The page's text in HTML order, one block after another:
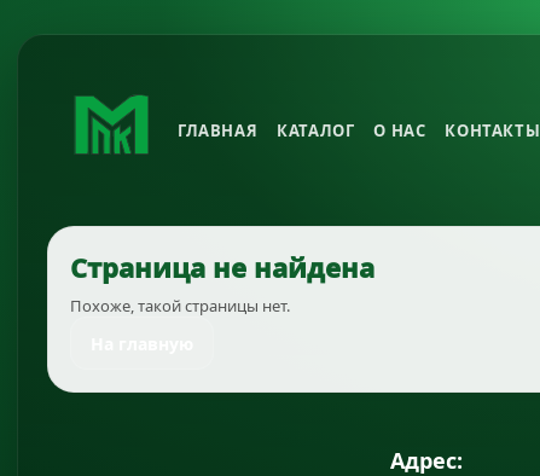
ГЛАВНАЯ КАТАЛОГ О НАС КОНТАКТЫ
Страница не найдена
Похоже, такой страницы нет.
Адрес: